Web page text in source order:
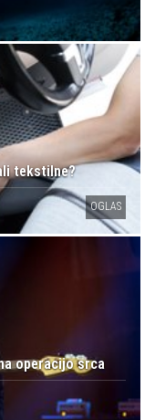
tekstilne?
OGLAS
operacijo srca